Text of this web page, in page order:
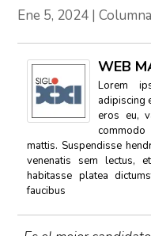
Ene 5, 2024 |
WEB
Lorem
adipiscing
eros eu,
mattis. Suspendisse
venenatis sem lectus,
habitasse platea
faucibus